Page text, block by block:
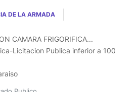
DE LA ARMADA
CAMARA FRIGORIFICA...
Licitacion Publica inferior a 100